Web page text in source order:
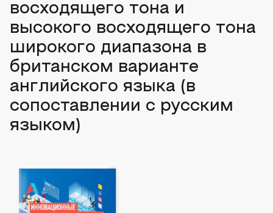
восходящего тона и
высокого восходящего тона
широкого диапазона в
британском варианте
английского языка (в
сопоставлении с русским
языком)